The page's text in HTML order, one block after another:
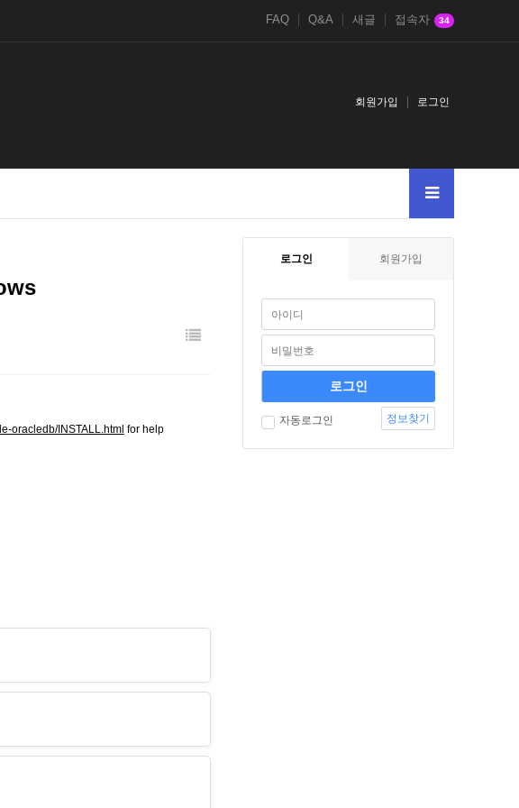
FAQ Q&A 새글 접속자 34
회원가입 로그인
oracledb/INSTALL.html for help
로그인 회원가입
자동로그인 정보찾기